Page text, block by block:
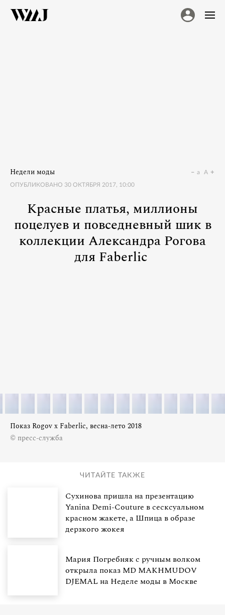
Недели моды
ОПУБЛИКОВАНО 30 ОКТЯБРЯ 2017, 10:00
a A
Красные платья, миллионы
поцелуев и повседневный шик в
коллекции Александра Рогова
для Faberlic
Показ Rogov x Faberlic, весна-лето 2018
© пресс-служба
ЧИТАЙТЕ ТАКЖЕ
Сухинова пришла на презентацию
Yanina Demi-Couture в сесксуальном
красном жакете, а Шпица в образе
дерзкого жокея
Мария Погребняк с ручным волком
открыла показ MD MAKHMUDOV
DJEMAL на Неделе моды в Москве